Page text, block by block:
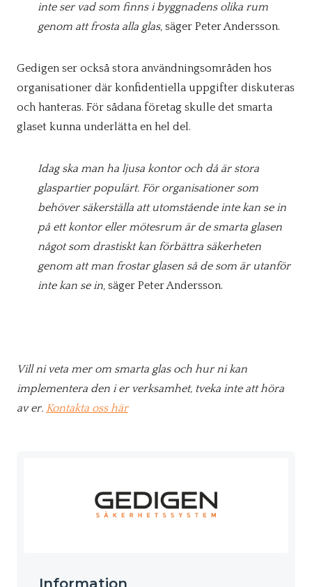
inte ser vad som finns i byggnadens olika rum
genom att frosta alla glas, säger Peter Andersson.
Gedigen ser också stora användningsområden hos
organisationer där konfidentiella uppgifter diskuteras
och hanteras. För sådana företag skulle det smarta
glaset kunna underlätta en hel del.
Idag ska man ha ljusa kontor och då är stora
glaspartier populärt. För organisationer som
behöver säkerställa att utomstående inte kan se in
på ett kontor eller mötesrum är de smarta glasen
något som drastiskt kan förbättra säkerheten
genom att man frostar glasen så de som är utanför
inte kan se in, säger Peter Andersson.
Vill ni veta mer om smarta glas och hur ni kan
implementera den i er verksamhet, tveka inte att höra
av er. Kontakta oss här
Information